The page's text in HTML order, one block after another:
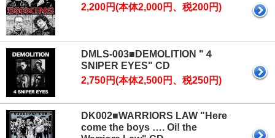
2,200円(本体2,000円、税200円)
DMLS-003■DEMOLITION "４
SNIPER EYES" CD
2,750円(本体2,500円、税250円)
DK002■WARRIORS LAW "Here
come the boys …. Oi! the